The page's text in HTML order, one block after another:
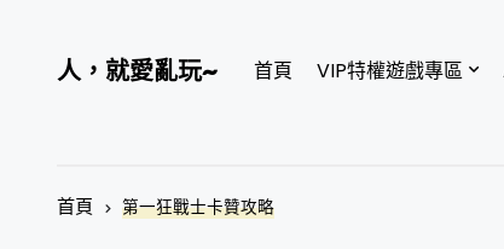
人，就愛亂玩~ 首頁 VIP特權遊戲專區
首頁 第一狂戰士卡贊攻略